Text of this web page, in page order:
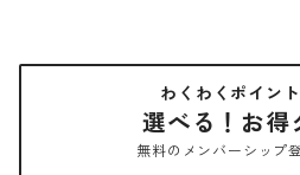
わくわくポイン
選べる！お得
無料のメンバーシップ